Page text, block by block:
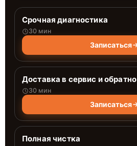
Срочная диагностика
30 мин
Записаться
Доставка в сервис и обратно
30 мин
Записаться
Полная чистка